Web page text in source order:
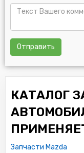
Отправить
КАТАЛОГ
Запчасти Mazda